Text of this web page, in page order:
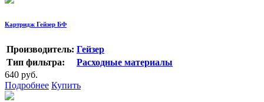
Картридж Гейзер БФ
Производитель: Гейзер
Тип фильтра:
Расходные материалы
640 руб.
Подробнее Купить